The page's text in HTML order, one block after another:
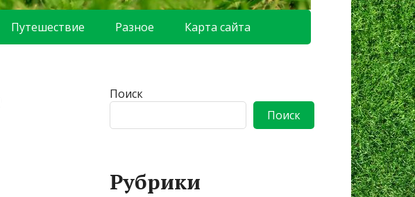
Путешествие Разное Карта сайта
Поиск
Поиск
Рубрики